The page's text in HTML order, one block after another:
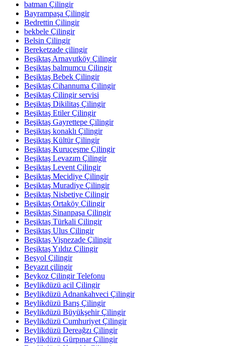
batman Çilingir
Bayrampaşa Çilingir
Bedrettin Çilingir
bekbele Çilingir
Belsin Çilingir
Bereketzade çilingir
Beşiktaş Arnavutköy Çilingir
Beşiktaş balmumcu Çilingir
Beşiktaş Bebek Çilingir
Beşiktaş Cihannuma Çilingir
Beşiktaş Çilingir servisi
Beşiktaş Dikilitaş Çilingir
Beşiktaş Etiler Çilingir
Beşiktaş Gayrettepe Çilingir
Beşiktaş konaklı Çilingir
Beşiktaş Kültür Çilingir
Beşiktaş Kuruçeşme Çilingir
Beşiktaş Levazım Çilingir
Beşiktaş Levent Çilingir
Beşiktaş Mecidiye Çilingir
Beşiktaş Muradiye Çilingir
Beşiktaş Nisbetiye Çilingir
Beşiktaş Ortaköy Çilingir
Beşiktaş Sinanpaşa Çilingir
Beşiktaş Türkali Çilingir
Beşiktaş Ulus Çilingir
Beşiktaş Vişnezade Çilingir
Beşiktaş Yıldız Çilingir
Beşyol Çilingir
Beyazıt çilingir
Beykoz Çilingir Telefonu
Beylikdüzü acil Çilingir
Beylikdüzü Adnankahveci Çilingir
Beylikdüzü Barış Çilingir
Beylikdüzü Büyükşehir Çilingir
Beylikdüzü Cumhuriyet Çilingir
Beylikdüzü Dereağzı Çilingir
Beylikdüzü Gürpınar Çilingir